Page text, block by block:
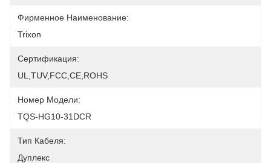
Фирменное Наименование:
Trixon
Сертификация:
UL,TUV,FCC,CE,ROHS
Номер Модели:
TQS-HG10-31DCR
Тип Кабеля:
Дуплекс